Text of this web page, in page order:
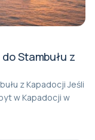
Stambułu z
z Kapadocji Jeśli
w Kapadocji w